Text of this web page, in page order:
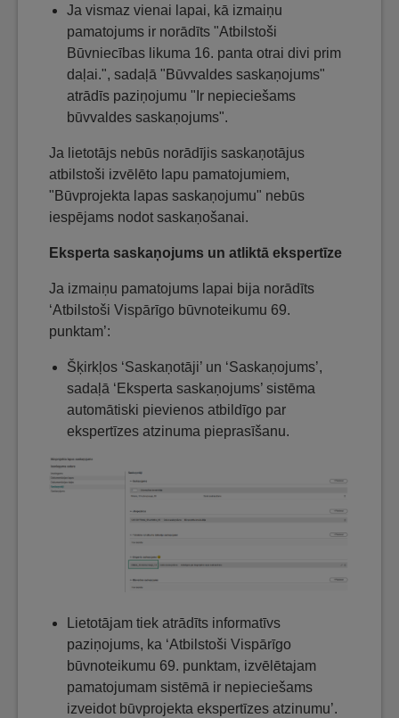
Ja vismaz vienai lapai, kā izmaiņu
pamatojums ir norādīts "Atbilstoši
Būvniecības likuma 16. panta otrai divi prim
daļai.", sadaļā "Būvvaldes saskaņojums"
atrādīs paziņojumu "Ir nepieciešams
būvvaldes saskaņojums".
Ja lietotājs nebūs norādījis saskaņotājus
atbilstoši izvēlēto lapu pamatojumiem,
"Būvprojekta lapas saskaņojumu" nebūs
iespējams nodot saskaņošanai.
Eksperta saskaņojums un atliktā ekspertīze
Ja izmaiņu pamatojums lapai bija norādīts
‘Atbilstoši Vispārīgo būvnoteikumu 69.
punktam’:
Šķirkļos ‘Saskaņotāji’ un ‘Saskaņojums’,
sadaļā ‘Eksperta saskaņojums’ sistēma
automātiski pievienos atbildīgo par
ekspertīzes atzinuma pieprasīšanu.
Lietotājam tiek atrādīts informatīvs
paziņojums, ka ‘Atbilstoši Vispārīgo
būvnoteikumu 69. punktam, izvēlētajam
pamatojumam sistēmā ir nepieciešams
izveidot būvprojekta ekspertīzes atzinumu’.